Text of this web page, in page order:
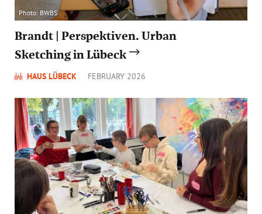
Photo: BWBS
Brandt | Perspektiven. Urban
Sketching in Lübeck
HAUS LÜBECK FEBRUARY 2026